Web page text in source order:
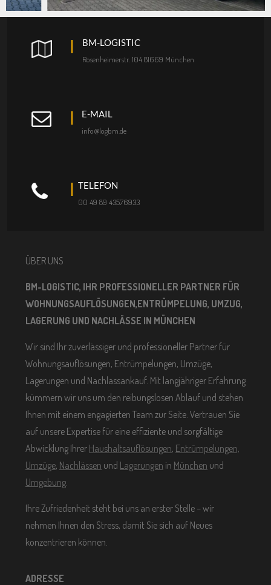
BM-LOGISTIC
Rosenheimerstr. 104 81669 München
E-MAIL
info@logbm.de
TELEFON
00 49 89 43576933
ÜBER UNS
BM-LOGISTIC, IHR PROFESSIONELLER PARTNER FÜR
WOHNUNGSAUFLÖSUNGEN,ENTRÜMPELUNG, UMZUG,
LAGERUNG UND NACHLÄSSE IN MÜNCHEN
Wir sind Ihr zuverlässiger und professioneller Partner für
Wohnungsauflösungen, Entrümpelungen, Umzüge,
Lagerungen und Nachlassankauf. Mit langjähriger Erfahrung
kümmern wir uns um den reibungslosen Ablauf und stehen
Ihnen mit einem engagierten Team zur Seite. Vertrauen Sie
auf unsere Expertise für eine effiziente und sorgfältige
Abwicklung Ihrer Haushaltsauflösungen, Entrümpelungen,
Umzüge, Nachlässen und Lagerungen in München und
Umgebung
Ihre Zufriedenheit steht bei uns an erster Stelle – wir
nehmen Ihnen den Stress, damit Sie sich auf Neues
konzentrieren können.
ADRESSE